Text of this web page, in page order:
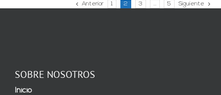
Anterior 1 2 3 … 5 Siguiente
SOBRE NOSOTROS
Inicio